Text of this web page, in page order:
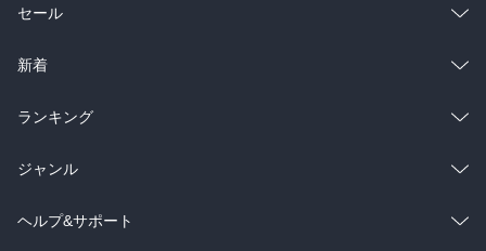
総合
ラノベ
雑誌・グラビア
BL・TL
セール
総合
ラノベ
雑誌・グラビア
BL・TL
新着
総合
ラノベ
雑誌・グラビア
ランキング
総合
ラノベ
ジャンル
コミック
ヘルプ&サポート